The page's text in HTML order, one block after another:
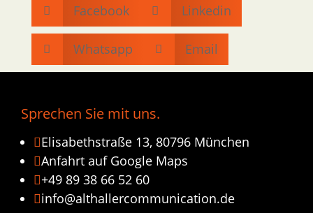
 Facebook  Linkedin
 Whatsapp  Email
Sprechen Sie mit uns.
Elisabethstraße 13, 80796 München
Anfahrt auf Google Maps
+49 89 38 66 52 60
info@althallercommunication.de